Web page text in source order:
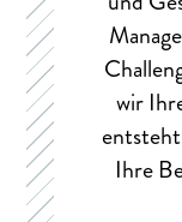
wir
Ihre